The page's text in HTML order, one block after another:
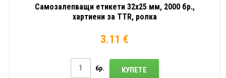
Самозалепващи етикети 32x25 мм, 2000 бр.,
хартиени за TTR, ролка
3.11 €
бр. КУПЕТЕ